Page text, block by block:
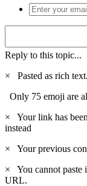
Reply to this topic...
×
Pasted as rich
Only 75 emoji are
×
Your link has
instead
×
Your previous
×
You cannot paste
URL.